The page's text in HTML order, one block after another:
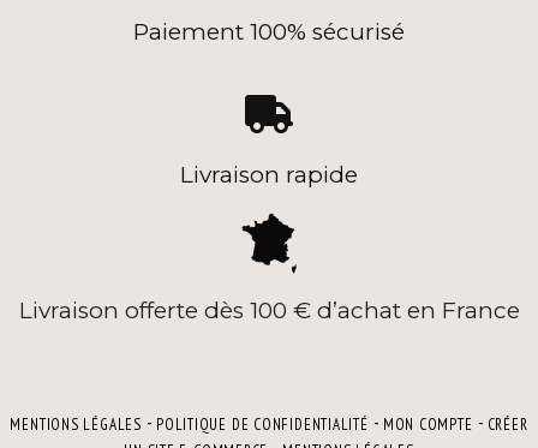
Paiement 100% sécurisé

Livraison rapide
Livraison offerte dès 100 € d’achat en France
MENTIONS LÉGALES POLITIQUE DE CONFIDENTIALITÉ MON COMPTE
CRÉER